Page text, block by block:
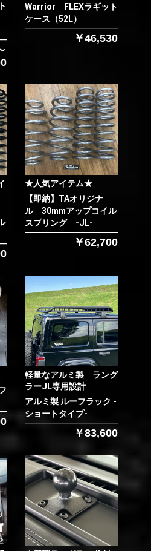
Warrior FLEXラギット
ケース（52L）
￥46,530
★人気アイテム★
【即納】TAオリジナ
ル 30mmアップコイル
スプリング -JL-
￥62,700
軽量なアルミ製 ラング
ラーJL専用設計
アルミ製 ルーフラック -
ショートタイプ-
￥83,600